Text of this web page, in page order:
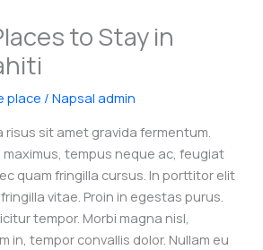
to Stay in
place / Napsaladmin
sit amet gravida fermentum.
maximus, tempus neque ac, feugiat
quam fringilla cursus. In porttitor elit
vitae. Proin in egestas purus.
tempor. Morbi magna nisl,
in, tempor convallis dolor. Nullam eu